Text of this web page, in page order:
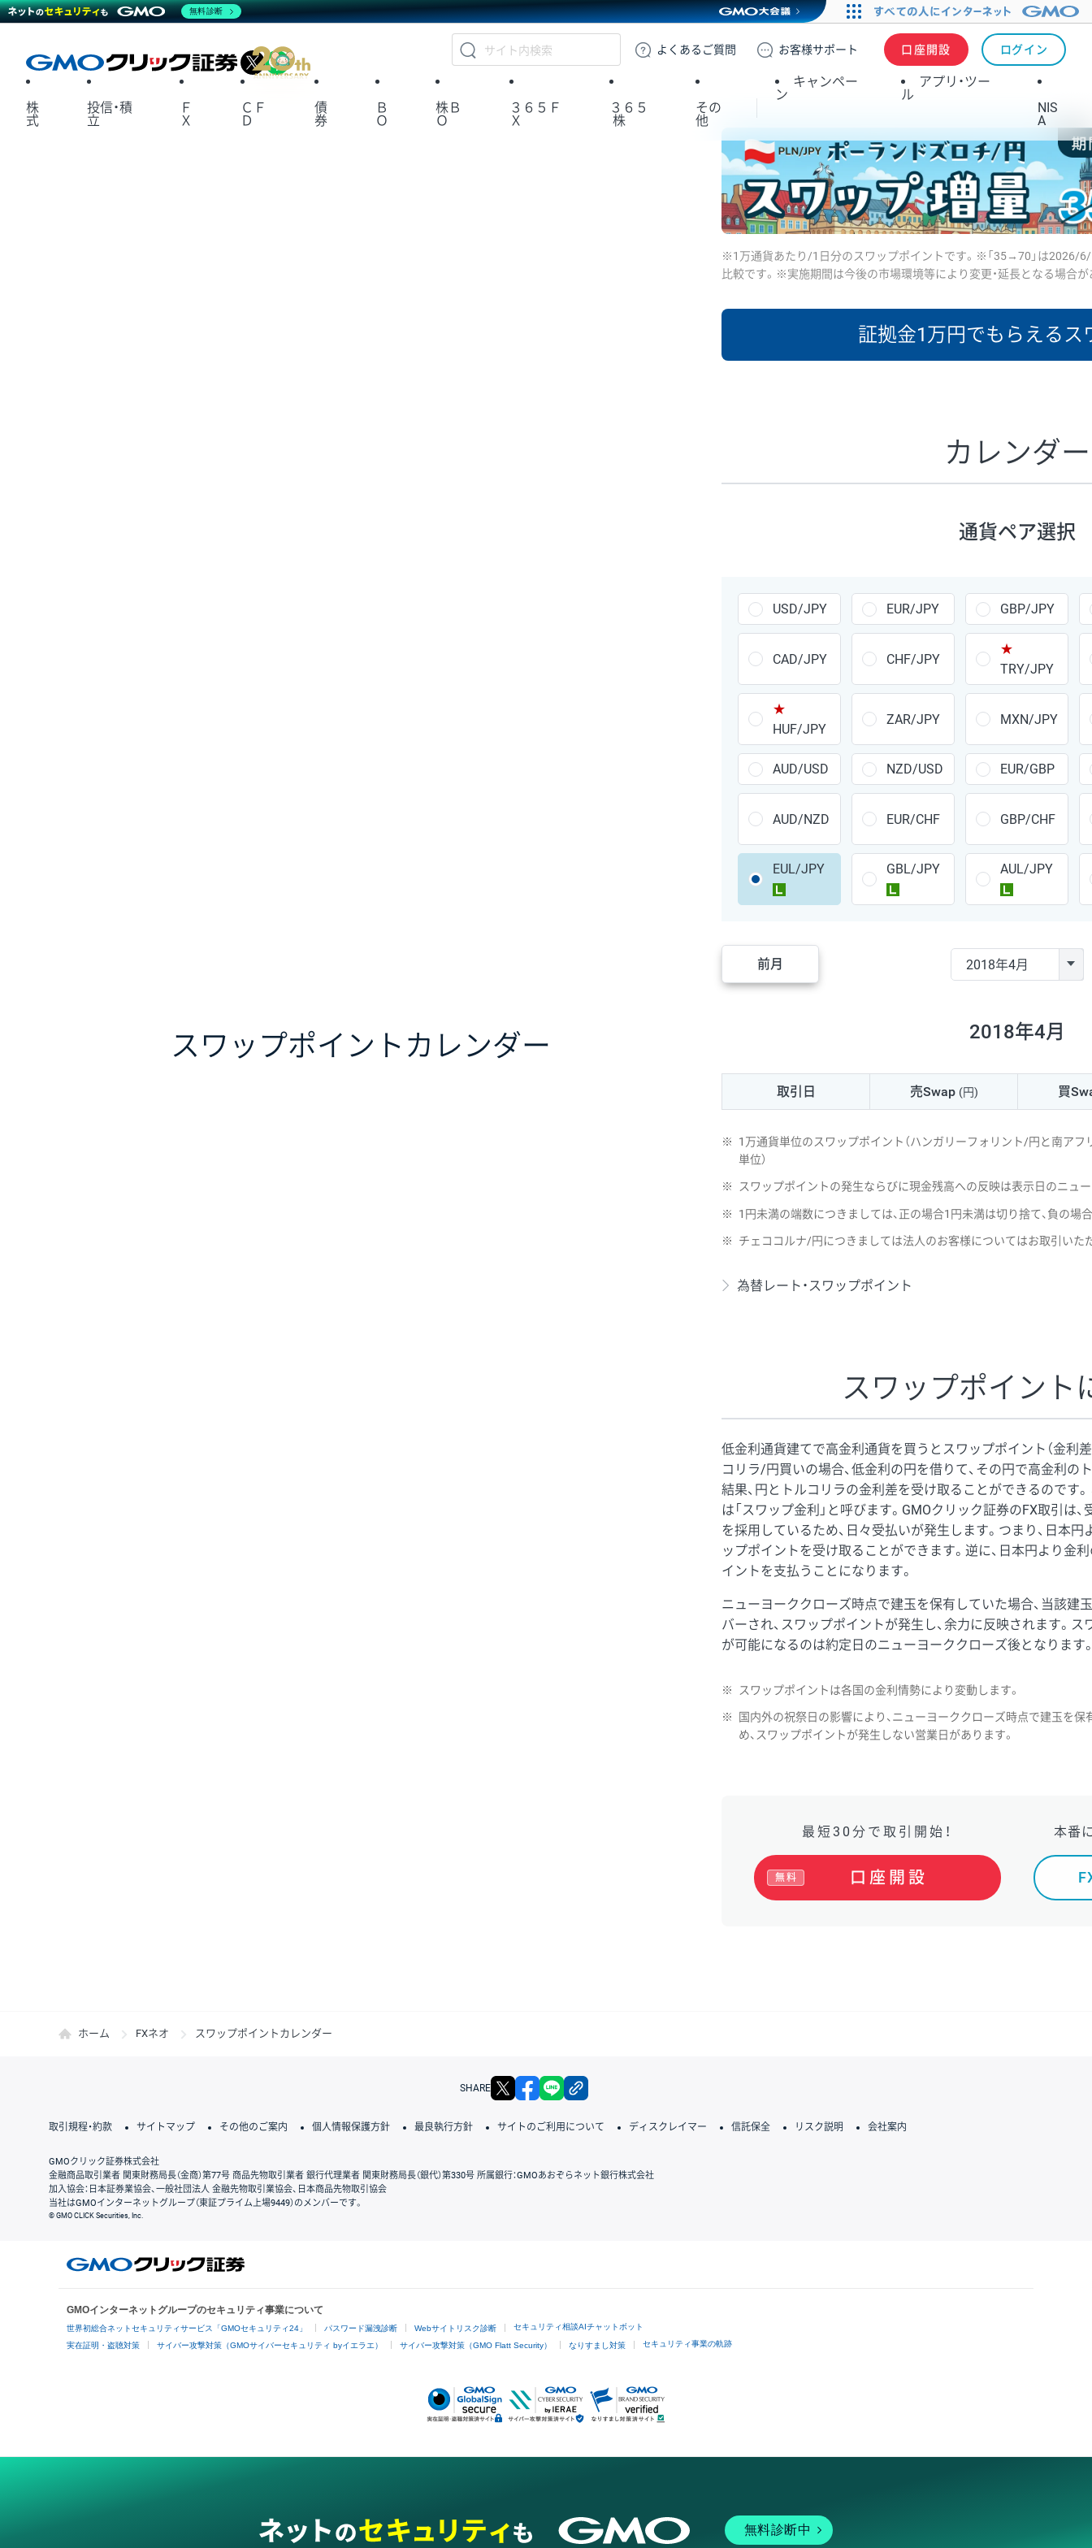
GMOクリック証券
よくある ご質問 お客様サポート 口座開設 ログイン
X
株
式
投信・積
立
Ｆ
Ｘ
ＣＦ
Ｄ
債
券
Ｂ
Ｏ
株Ｂ
Ｏ
３６５Ｆ
Ｘ
３６５
株
その
他
キャンペー
ン
アプリ・ツー
ル
NIS
A
スワップポイント カレンダー
※1万通貨あたり/1日分のスワップポイントです。※「35→70」は2026/6/
比較です。※実施期間は今後の市場環境等により変更・延長となる場合が
証拠金1万円でもらえるス
あたりの
ポイント
GBP/JPY 170円
AUD/JPY 106円
NZD/JPY 28円
CAD/JPY 38円
CHF/JPY 34円
PLN/JPY 35円
HUF/JPY 16円
ZAR/JPY 130円
MXN/JPY 140円
AUD/USD
EUR/AUD 103円
160円
※ハンガリーフォリント/円と南アフリカランド/円とメキシコペソ/
カレンダー
通貨ペア選択
USD/JPY EUR/JPY GBP/JPY
CAD/JPY CHF/JPY
★
TRY/JPY
★
HUF/JPY
ZAR/JPY MXN/JPY
AUD/USD NZD/USD EUR/GBP
AUD/NZD EUR/CHF GBP/CHF
EUL/JPY
GBL/JPY
AUL/JPY
前月
2018年4月
取引日 売Swap (円) 買
※
1万通貨単位のスワップポイント（ハンガリーフォリント/円と南ア
単位）
※ スワップポイントの発生ならびに現金残高への反映は表示日のニュ
※ 1円未満の端数につきましては、正の場合1円未満は切り捨て、負の場
※ チェココルナ/円につきましては法人のお客様についてはお取引いた
為替レート・スワップポイント
スワップポイント
低金利通貨建てで高金利通貨を買うとスワップポイント（金利
コリラ/円買いの場合、低金利の円を借りて、その円で高金利の
結果、円とトルコリラの金利差を受け取ることができるのです
は「スワップ金利」と呼びます。GMOクリック証券のFX取引は
を採用しているため、日々受払いが発生します。つまり、日本
ップポイントを受け取ることができます。逆に、日本円より金
イントを支払うことになります。
ニューヨーククローズ時点で建玉を保有していた場合、当該建
バーされ、スワップポイントが発生し、余力に反映されます。
が可能になるのは約定日のニューヨーククローズ後となります
※ スワップポイントは各国の金利情勢により変動します。
※
国内外の祝祭日の影響により、ニューヨーククローズ時点で建玉を
め、スワップポイントが発生しない営業日があります。
最短30分で取引開始！
口座開設
無料
本番
ホーム FXネオ スワップポイントカレンダー
SHARE X facebook
取引規程・約款 サイトマップ その他のご案内 個人情報保護方針 最良執行方針 サイトのご利用について ディスクレイマー 信託保全 リスク説明 会社案内
GMOクリック証券株式会社
金融商品取引業者 関東財務局長（金商）第77号 商品先物取引業者 銀行代理業者 関東財務局長（銀代）第330号 所属銀行：GMOあおぞらネット銀行株式会社
加入協会：日本証券業協会、一般社団法人 金融先物取引業協会、日本商品先物取引協会
当社はGMOインターネットグループ（東証プライム上場9449）のメンバーです。
© GMO CLICK Securities, Inc.
GMOインターネットグループのセキュリティ事業について
世界初総合ネットセキュリティサービス「GMOセキュリティ24」 パスワード漏洩診断 Webサイトリスク診断 セキュリティ相談AIチャットボット
実在証明・盗聴対策 サイバー攻撃対策（GMOサイバーセキュリティ byイエラエ） サイバー攻撃対策（GMO Flatt Security） なりすまし対策 セキュリティ事業の軌跡
無料診断中
無料診断